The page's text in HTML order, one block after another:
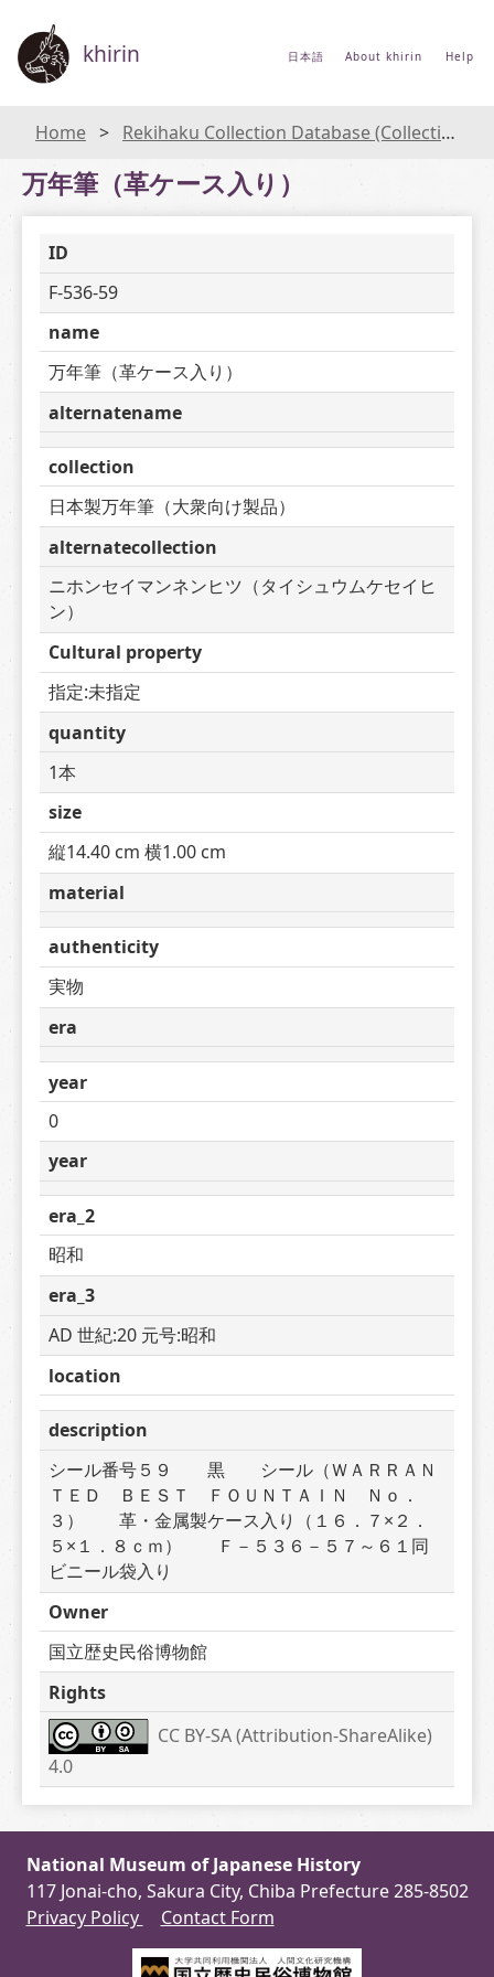
khirin 日本語 About khirin Help
Home Rekihaku Collection Database (Collections Database of the National Museum of Japanese History)
万年筆（革ケース入り）
ID
F-536-59
name
万年筆（革ケース入り）
alternatename
collection
日本製万年筆（大衆向け製品）
alternatecollection
ニホンセイマンネンヒツ（タイシュウムケセイヒ
ン）
Cultural property
指定:未指定
quantity
1本
size
縦14.40 cm 横1.00 cm
material
authenticity
実物
era
year
0
year
era_2
昭和
era_3
AD 世紀:20 元号:昭和
location
description
シール番号５９　　黒　　シール（ＷＡＲＲＡＮ
ＴＥＤ　ＢＥＳＴ　ＦＯＵＮＴＡＩＮ　Ｎｏ．
３）　　革・金属製ケース入り（１６．７×２．
５×１．８ｃｍ）　　Ｆ－５３６－５７～６１同
ビニール袋入り
Owner
国立歴史民俗博物館
Rights
CC BY-SA (Attribution-ShareAlike)
4.0
National Museum of Japanese History
117 Jonai-cho, Sakura City, Chiba Prefecture 285-8502
Privacy Policy
Contact Form